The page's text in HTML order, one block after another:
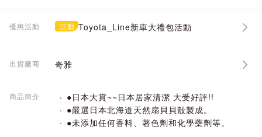
優惠活動 活動 Toyota_Line新車大禮包活動
出貨廠商 奇雅
商品簡介
●日本大賞~~日本居家清潔 大受好評!!
●嚴選日本北海道天然扇貝貝殼製成。
●未添加任何香料、著色劑和化學藥劑等。